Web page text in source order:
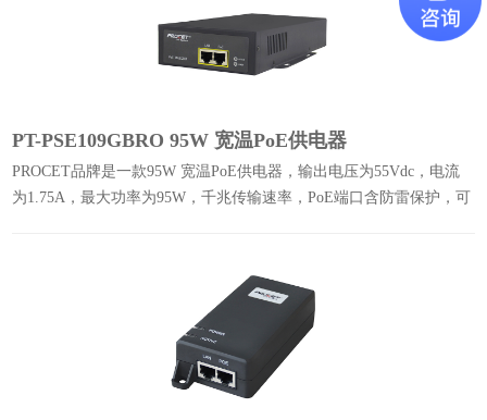
PT-PSE109GBRO 95W 宽温PoE供电器
PROCET品牌是一款95W 宽温PoE供电器，输出电压为55Vdc，电流
为1.75A，最大功率为95W，千兆传输速率，PoE端口含防雷保护，可